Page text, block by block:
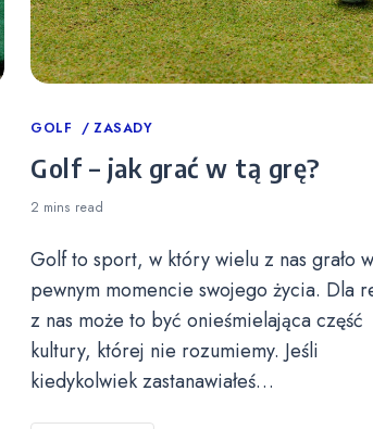
Categories
GOLF ZASADY
Golf – jak grać w tą grę?
2 mins read
Golf to sport, w który wielu z nas grało w
pewnym momencie swojego życia. Dla
z nas może to być onieśmielająca część
kultury, której nie rozumiemy. Jeśli
kiedykolwiek zastanawiałeś…